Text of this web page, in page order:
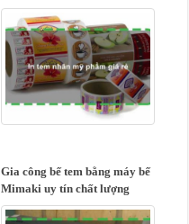
Gia công bế tem bằng máy bế
Mimaki uy tín chất lượng